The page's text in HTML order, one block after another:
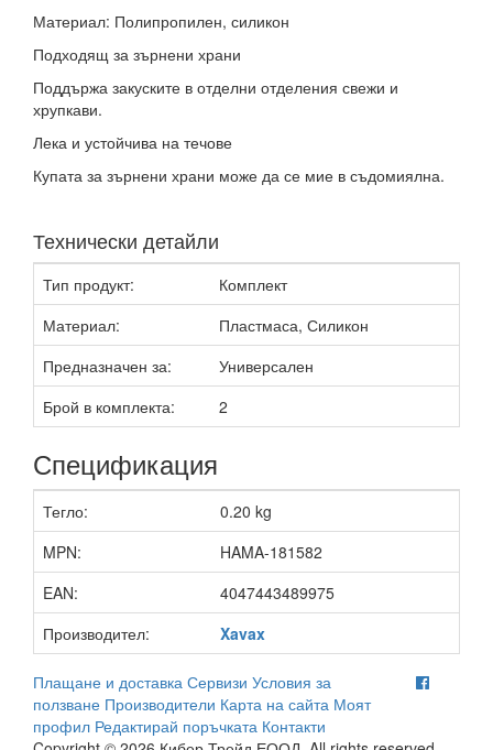
Материал: Полипропилен, силикон
Подходящ за зърнени храни
Поддържа закуските в отделни отделения свежи и
хрупкави.
Лека и устойчива на течове
Купата за зърнени храни може да се мие в съдомиялна.
Технически детайли
Тип продукт:
Комплект
Материал:
Пластмаса, Силикон
Предназначен за:
Универсален
Брой в комплекта:
2
Спецификация
Тегло:
0.20 kg
MPN:
HAMA-181582
EAN:
4047443489975
Производител:
Xavax
Плащане и доставка Сервизи Условия за
ползване Производители Карта на сайта Моят
профил Редактирай поръчката Контакти